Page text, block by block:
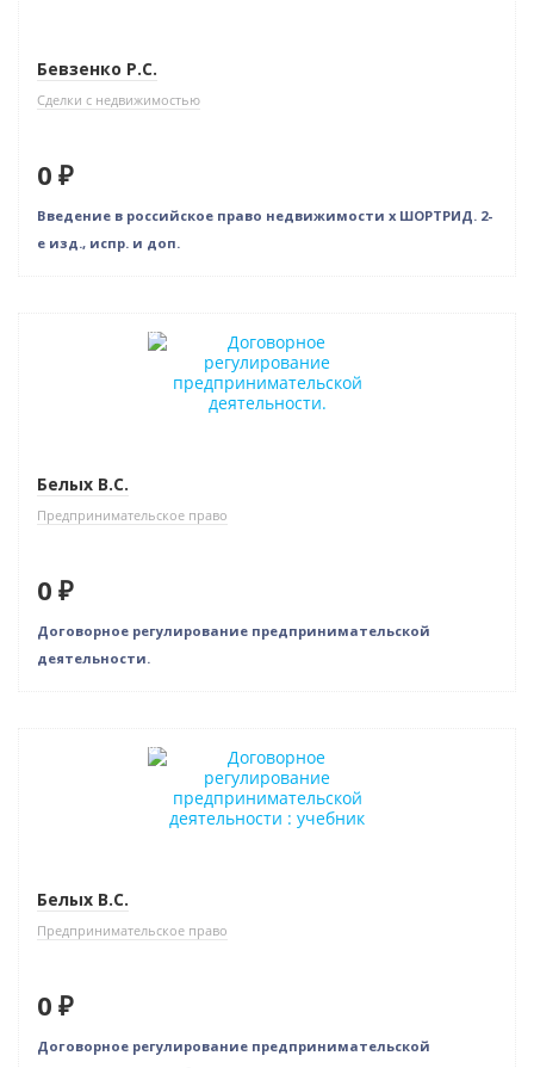
Бевзенко Р.С.
Сделки с недвижимостью
0 ₽
Введение в российское право недвижимости x ШОРТРИД. 2-
е изд., испр. и доп.
Нет в наличии
Белых В.С.
Предпринимательское право
0 ₽
Договорное регулирование предпринимательской
деятельности.
Нет в наличии
Белых В.С.
Предпринимательское право
0 ₽
Договорное регулирование предпринимательской